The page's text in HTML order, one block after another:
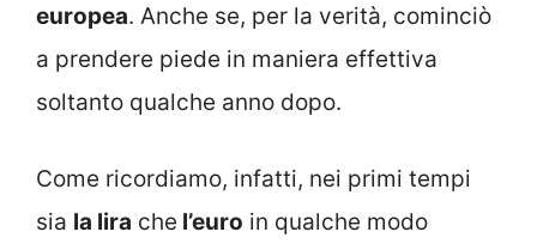
europea. Anche se, per la verità, cominciò
a prendere piede in maniera effettiva
soltanto qualche anno dopo.
Come ricordiamo, infatti, nei primi tempi
sia la lira che l’euro in qualche modo